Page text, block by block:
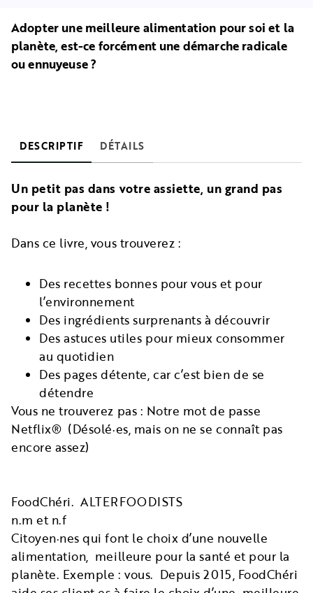
Adopter une meilleure alimentation pour soi et la
planète, est-ce forcément une démarche radicale
ou ennuyeuse ?
DESCRIPTIF DÉTAILS
Un petit pas dans votre assiette, un grand pas
pour la planète !
Dans ce livre, vous trouverez :
Des recettes bonnes pour vous et pour
l’environnement
Des ingrédients surprenants à découvrir
Des astuces utiles pour mieux consommer
au quotidien
Des pages détente, car c’est bien de se
détendre
Vous ne trouverez pas : Notre mot de passe
Netflix® (Désolé·es, mais on ne se connaît pas
encore assez)
FoodChéri. ALTERFOODISTS
n.m et n.f
Citoyen·nes qui font le choix d’une nouvelle
alimentation, meilleure pour la santé et pour la
planète. Exemple : vous. Depuis 2015, FoodChéri